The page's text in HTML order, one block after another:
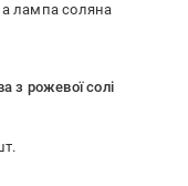
лампа соляна
з рожевої солі